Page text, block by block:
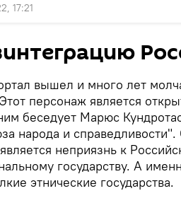
17:21
вышел и много лет
персонаж является
беседует Марюс
народа и
неприязнь к
государству. А
этнические государства.